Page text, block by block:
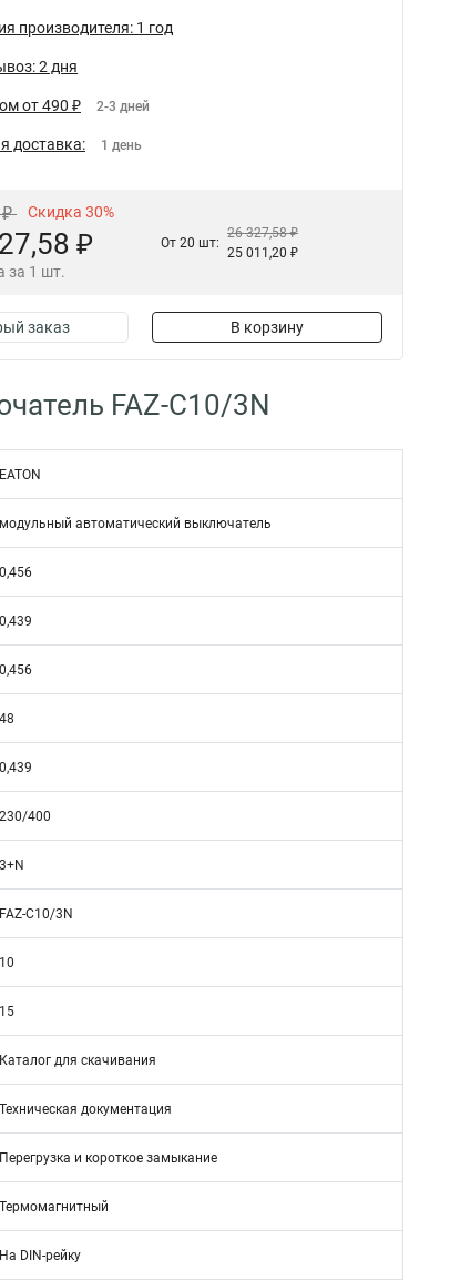
производителя: 1 год
2 дня
от 490 ₽ 2-3 дней
доставка: 1 день
₽ Скидка 30%
₽
за 1 шт.
От 20 шт:
26 327,58 ₽
25 011,20 ₽
заказ В корзину
FAZ-C10/3N
EATON
модульный автоматический выключатель
0,456
0,439
0,456
48
0,439
230/400
3+N
FAZ-C10/3N
10
15
Каталог для скачивания
Техническая документация
Перегрузка и короткое замыкание
Термомагнитный
На DIN-рейку